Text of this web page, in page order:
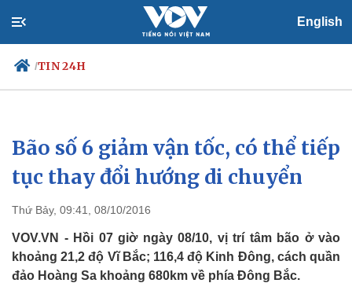
English
/TIN 24H
Chính trị
Tổ chức nhân sự
Nhận diện sự thật
Xã hội
Tin 24h
Dự báo thời tiết
Việc làm
Biển đảo
Bão số 6 giảm vận tốc, có thể tiếp
tục thay đổi hướng di chuyển
Thứ Bảy, 09:41, 08/10/2016
VOV.VN - Hồi 07 giờ ngày 08/10, vị trí tâm bão ở vào
khoảng 21,2 độ Vĩ Bắc; 116,4 độ Kinh Đông, cách quần
đảo Hoàng Sa khoảng 680km về phía Đông Bắc.